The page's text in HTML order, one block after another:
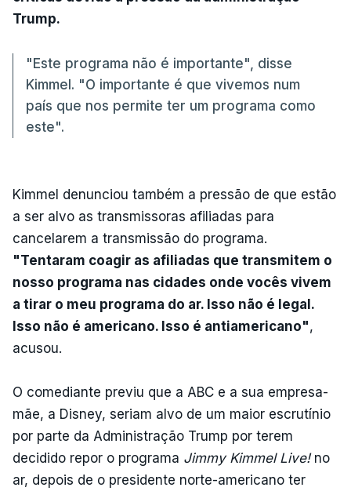
Trump.
"Este programa não é importante", disse
Kimmel. "O importante é que vivemos num
país que nos permite ter um programa como
este".
Kimmel denunciou também a pressão de que estão
a ser alvo as transmissoras afiliadas para
cancelarem a transmissão do programa.
"Tentaram coagir as afiliadas que transmitem o
nosso programa nas cidades onde vocês vivem
a tirar o meu programa do ar. Isso não é legal.
Isso não é americano. Isso é antiamericano",
acusou.
O comediante previu que a ABC e a sua empresa-
mãe, a Disney, seriam alvo de um maior escrutínio
por parte da Administração Trump por terem
decidido repor o programa Jimmy Kimmel Live!no
ar, depois de o presidente norte-americano ter